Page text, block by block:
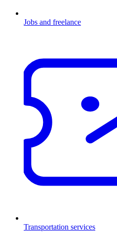
Jobs and freelance
Transportation services